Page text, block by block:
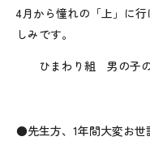
4月から憧れの「上」に
しみです。
ひまわり組 男の子の
●先生方、 1年間大変お世